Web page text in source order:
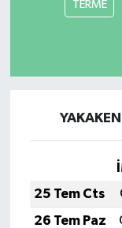
TERME
25 Tem Cts
26 Tem Paz